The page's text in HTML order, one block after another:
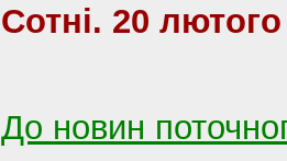
Сотні. 20
До новин